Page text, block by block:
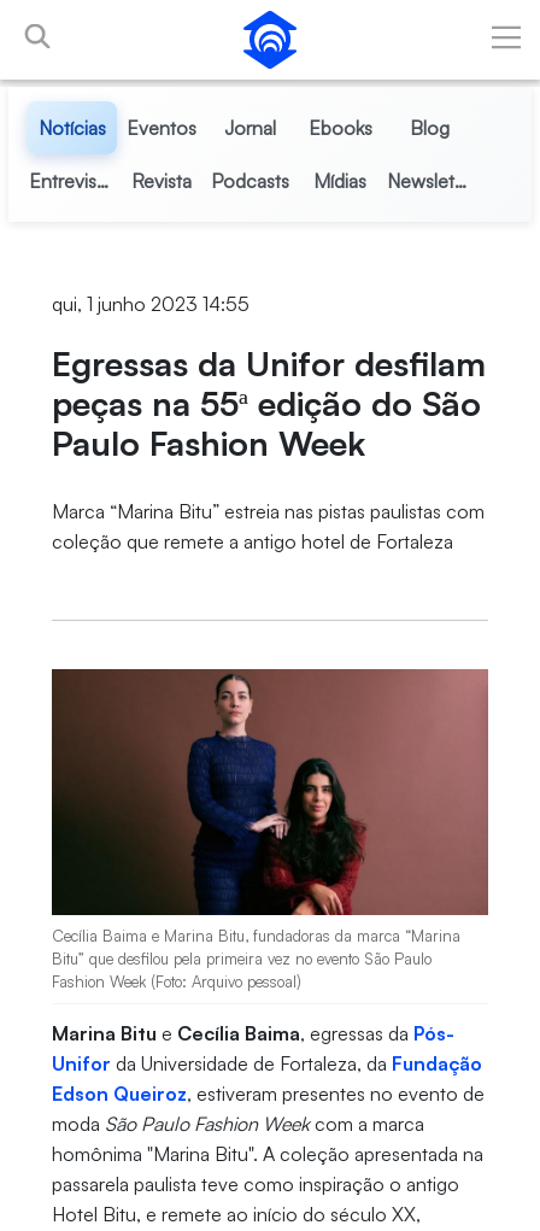
Pular para o Conteúdo principal
Notícias Eventos Jornal Ebooks Blog
Entrevistas Revista Podcasts Mídias Newsletter
qui, 1 junho 2023 14:55
Egressas da Unifor desfilam
peças na 55ª edição do São
Paulo Fashion Week
Marca “Marina Bitu” estreia nas pistas paulistas com
coleção que remete a antigo hotel de Fortaleza
Cecília Baima e Marina Bitu, fundadoras da marca “Marina
Bitu” que desfilou pela primeira vez no evento São Paulo
Fashion Week (Foto: Arquivo pessoal)
Marina Bitu e Cecília Baima, egressas da Pós-
Unifor da Universidade de Fortaleza, da Fundação
Edson Queiroz, estiveram presentes no evento de
moda São Paulo Fashion Weekcom a marca
homônima "Marina Bitu". A coleção apresentada na
passarela paulista teve como inspiração o antigo
Hotel Bitu, e remete ao início do século XX,